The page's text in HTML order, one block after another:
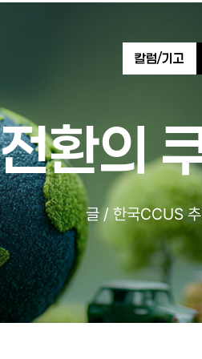
칼럼/기고
환의
글 / 한국CCUS